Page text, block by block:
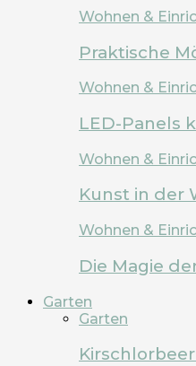
Wohnen &
Praktische
Wohnen &
LED-Panels
Wohnen &
Kunst in der
Wohnen &
Die Magie
Garten
Garten